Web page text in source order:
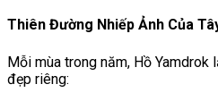
Thiên Đường Nhiếp Ảnh Của
Mỗi mùa trong năm, Hồ Yamdrok
đẹp riêng: